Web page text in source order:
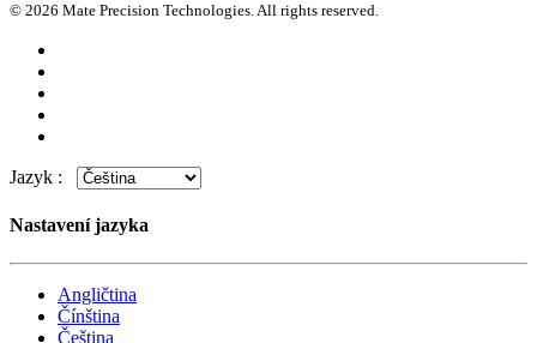
© 2026 Mate Precision Technologies. All rights reserved.
Jazyk :
Nastavení jazyka
Angličtina
Čínština
Čeština